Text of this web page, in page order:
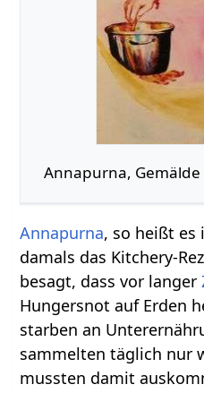
Annapurna, Gemälde
Annapurna, so heißt es
damals das Kitchery-
besagt, dass vor langer
Hungersnot auf Erden
starben an
sammelten täglich nur
mussten damit